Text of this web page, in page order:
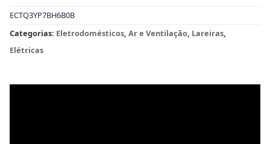
ECTQ3YP7BH6B0B
Categorias: Eletrodomésticos, Ar e Ventilação, Lareiras,
Elétricas